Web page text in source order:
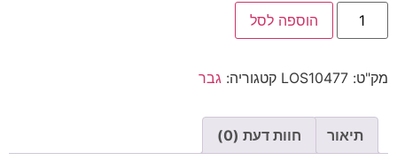
הוספה לסל
מק"ט: LOS10477 קטגוריה: גבר
תיאור חוות דעת (0)